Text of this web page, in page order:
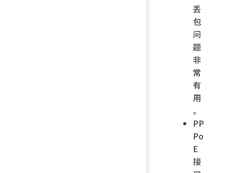
丢
包
问
题
非
常
有
用
。
PP
Po
E
接